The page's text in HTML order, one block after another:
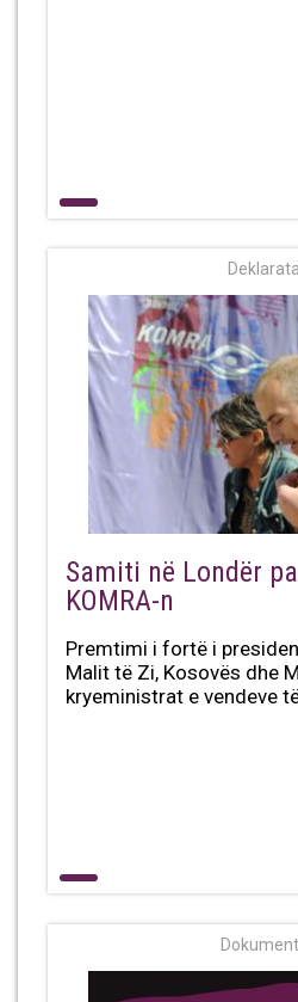
Samiti në Londër
KOMRA-n
Premtimi i fortë i
Malit të Zi, Kosovës dhe
kryeministrat e vendeve